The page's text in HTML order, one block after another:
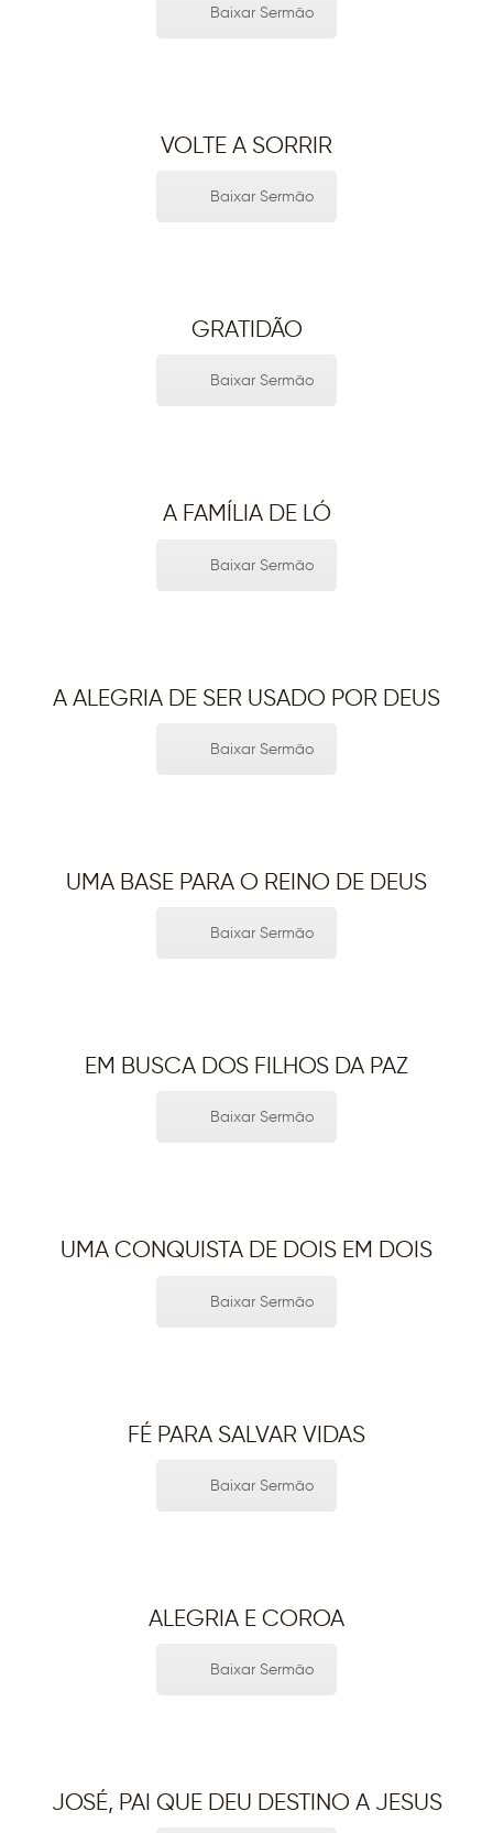
Baixar Sermão
VOLTE A SORRIR
Baixar Sermão
GRATIDÃO
Baixar Sermão
A FAMÍLIA DE LÓ
Baixar Sermão
A ALEGRIA DE SER USADO POR DEUS
Baixar Sermão
UMA BASE PARA O REINO DE DEUS
Baixar Sermão
EM BUSCA DOS FILHOS DA PAZ
Baixar Sermão
UMA CONQUISTA DE DOIS EM DOIS
Baixar Sermão
FÉ PARA SALVAR VIDAS
Baixar Sermão
ALEGRIA E COROA
Baixar Sermão
JOSÉ, PAI QUE DEU DESTINO A JESUS